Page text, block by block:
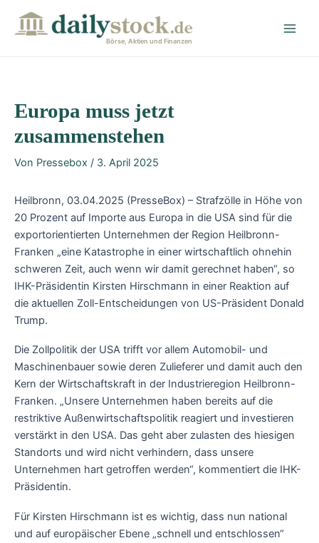
Börse, Aktien und Finanzen
Europa muss jetzt
zusammenstehen
Von Pressebox / 3. April 2025
Heilbronn, 03.04.2025 (PresseBox) – Strafzölle in Höhe von
20 Prozent auf Importe aus Europa in die USA sind für die
exportorientierten Unternehmen der Region Heilbronn-
Franken „eine Katastrophe in einer wirtschaftlich ohnehin
schweren Zeit, auch wenn wir damit gerechnet haben“, so
IHK-Präsidentin Kirsten Hirschmann in einer Reaktion auf
die aktuellen Zoll-Entscheidungen von US-Präsident Donald
Trump.
Die Zollpolitik der USA trifft vor allem Automobil- und
Maschinenbauer sowie deren Zulieferer und damit auch den
Kern der Wirtschaftskraft in der Industrieregion Heilbronn-
Franken. „Unsere Unternehmen haben bereits auf die
restriktive Außenwirtschaftspolitik reagiert und investieren
verstärkt in den USA. Das geht aber zulasten des hiesigen
Standorts und wird nicht verhindern, dass unsere
Unternehmen hart getroffen werden“, kommentiert die IHK-
Präsidentin.
Für Kirsten Hirschmann ist es wichtig, dass nun national
und auf europäischer Ebene „schnell und entschlossen“